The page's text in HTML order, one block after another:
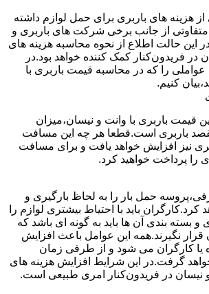
از هزینه های باربری برای حمل لوازم داشته
متفاوتی از جانب برخی شرکت های باربری و
این حالت اطلاع از نحوه محاسبه هزینه های
در فریدون‌کنار کمک کننده خواهد بود.در
عواملی را که در محاسبه قیمت باربری با
کنیم.
قیمت باربری با وانت و نیسان،میزان
باربری است.قطعا هر چه این مسافت
نیز افزایش خواهد یافت و برای مسافت
را پرداخت خواهید کرد.
حمل بار را به لحاظ بارگیری و
باید با احتیاط بیشتری لوازم را
و بسته بندی آن ها باید به گونه ای باشد که
نگیرند.همه این عوامل باعث افزایش
یا کارگران می شود و از طرفی زمان
گرفت.در این شرایط افزایش هزینه های
و نیسان در فریدون‌کنار امری طبیعی است.